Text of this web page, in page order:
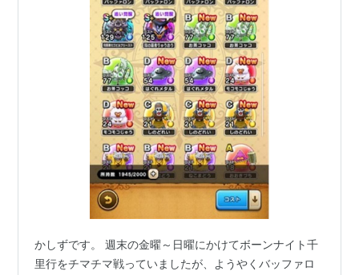
かしずです。 週末の金曜～日曜にかけてボーンナイト千
里行をチマチマ戦っていましたが、ようやくバッファロ